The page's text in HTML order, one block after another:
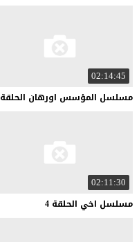
02:14:45
مسلسل المؤسس اورهان الحلقة
02:11:30
مسلسل اخي الحلقة 4